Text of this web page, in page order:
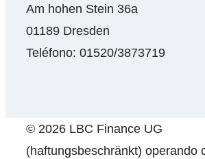
Am hohen Stein 36a
01189 Dresden
Teléfono: 01520/3873719
© 2026 LBC Finance UG
(haftungsbeschränkt) operando